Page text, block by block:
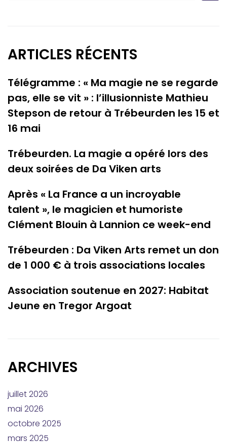
ARTICLES RÉCENTS
Télégramme : « Ma magie ne se regarde
pas, elle se vit » : l’illusionniste Mathieu
Stepson de retour à Trébeurden les 15 et
16 mai
Trébeurden. La magie a opéré lors des
deux soirées de Da Viken arts
Après « La France a un incroyable
talent », le magicien et humoriste
Clément Blouin à Lannion ce week-end
Trébeurden : Da Viken Arts remet un don
de 1 000 € à trois associations locales
Association soutenue en 2027: Habitat
Jeune en Tregor Argoat
ARCHIVES
juillet 2026
mai 2026
octobre 2025
mars 2025